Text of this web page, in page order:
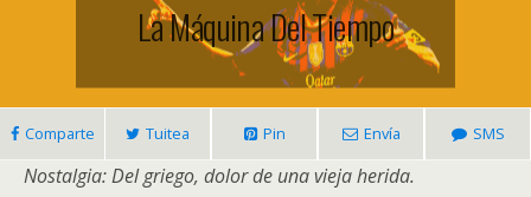
La Máquina Del Tiempo
Comparte Tuitea Pin Envía SMS
Nostalgia: Del griego, dolor de una vieja herida.